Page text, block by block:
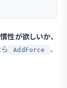
性が欲しいか、
AddForce
、